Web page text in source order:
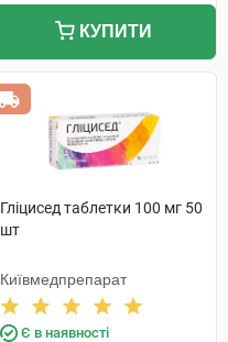
КУПИТИ
Гліцисед таблетки 100 мг 50
шт
Київмедпрепарат
Є в наявності